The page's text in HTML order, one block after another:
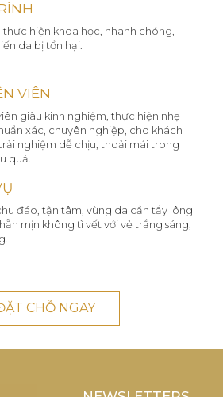
thực hiện khoa học, nhanh chóng,
da bị tổn hại.
VIÊN
giàu kinh nghiệm, thực hiện nhẹ
xác, chuyên nghiệp, cho khách
nghiệm dễ chịu, thoải mái trong
quả.
đáo, tận tâm, vùng da cần tẩy lông
mịn không tì vết với vẻ trắng sáng,
CHỖ NGAY